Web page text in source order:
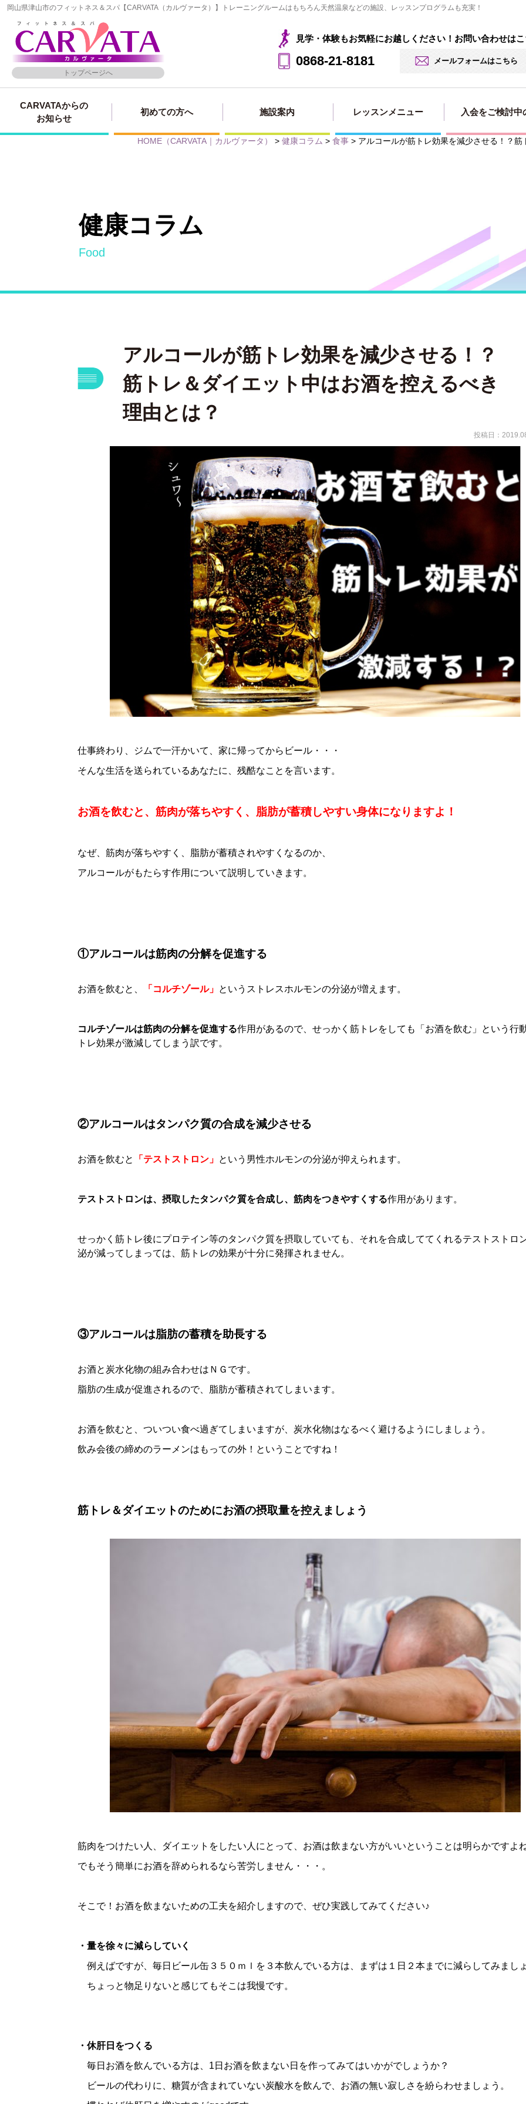
岡山県津山市のフィットネス＆スパ【CARVATA（カルヴァータ）】トレーニングルームはもちろん天然温泉などの施設、レッスンプログラムも充実！
トップページへ
見学・体験もお気軽にお越しください！お問い合わせは
0868-21-8181 メールフォームはこちら
CARVATAからの
お知らせ
初めての方へ 施設案内 レッスンメニュー 入会をご検討中
HOME （CARVATA｜カルヴァータ） > 健康コラム > 食事 > アルコールが筋トレ効果を減少させる！？
健康コラム
food
アルコールが筋トレ効果を減少させる！？
筋トレ＆ダイエット中はお酒を控えるべき
理由とは？
投稿日：
仕事終わり、ジムで一汗かいて、家に帰ってからビール・・・
そんな生活を送られているあなたに、残酷なことを言います。
お酒を飲むと、筋肉が落ちやすく、脂肪が蓄積しやすい身体になりますよ！
なぜ、筋肉が落ちやすく、脂肪が蓄積されやすくなるのか、
アルコールがもたらす作用について説明していきます。
①アルコールは筋肉の分解を促進する
お酒を飲むと、 「コルチゾール」 というストレスホルモンの分泌が増えます。
コルチゾールは筋肉の分解を促進する作用があるので、せっかく筋トレをしても「お酒を飲む」という行
トレ効果が激減してしまう訳です。
②アルコールはタンパク質の合成を減少させる
お酒を飲むと 「テストストロン」 という男性ホルモンの分泌が抑えられます。
テストストロンは、摂取したタンパク質を合成し、筋肉をつきやすくする作用があります。
せっかく筋トレ後にプロテイン等のタンパク質を摂取していても、それを合成しててくれるテストストロ
泌が減ってしまっては、筋トレの効果が十分に発揮されません。
③アルコールは脂肪の蓄積を助長する
お酒と炭水化物の組み合わせはＮＧです。
脂肪の生成が促進されるので、脂肪が蓄積されてしまいます。
お酒を飲むと、ついつい食べ過ぎてしまいますが、炭水化物はなるべく避けるようにしましょう。
飲み会後の締めのラーメンはもっての外！ということですね！
筋トレ＆ダイエットのためにお酒の摂取量を控えましょう
筋肉をつけたい人、ダイエットをしたい人にとって、お酒は飲まない方がいいということは明らかですよ
でもそう簡単にお酒を辞められるなら苦労しません・・・。
そこで！お酒を飲まないための工夫を紹介しますので、ぜひ実践してみてください♪
・量を徐々に減らしていく
例えばですが、毎日ビール缶３５０ｍｌを３本飲んでいる方は、まずは１日２本までに減らしてみまし
ちょっと物足りないと感じてもそこは我慢です。
・休肝日をつくる
毎日お酒を飲んでいる方は、1日お酒を飲まない日を作ってみてはいかがでしょうか？
ビールの代わりに、糖質が含まれていない炭酸水を飲んで、お酒の無い寂しさを紛らわせましょう。